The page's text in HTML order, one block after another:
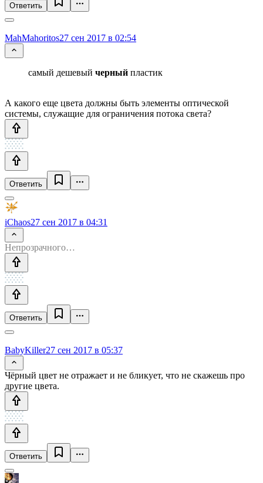
Ответить
MahMahoritos27 сен 2017 в 02:54
самый дешевый черный пластик
А какого еще цвета должны быть элементы оптической
системы, служащие для ограничения потока света?
Ответить
iChaos27 сен 2017 в 04:31
Непрозрачного…
Ответить
BabyKiller27 сен 2017 в 05:37
Чёрный цвет не отражает и не бликует, что не скажешь про
другие цвета.
Ответить